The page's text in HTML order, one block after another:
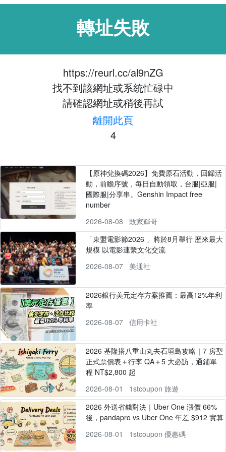
轉址失敗
https://reurl.cc/al9nZG
找不到該網址或系統忙碌中
請確認網址或稍後再試
離開此頁
3
【原神兌換碼2026】免費原石活動，回歸活
動，前瞻序號，每日自動領取，台服|亞服|
國際服|分享串。Genshin Impact free
number
2026-08-08
敗家輝哥
「東盟電影節2026 」將於8月舉行 歷來最大
規模 以電影連繫文化交流
2026-08-07
美通社
2026銀行美元定存方案推薦：最高12%年利
率
2026-08-07
信用卡社
2026 基隆搭八重山丸去石垣島攻略｜7 房型
正式票價表＋行李 QA＋5 大必訪，通鋪單
程 NT$2,800 起
2026-08-01
1stcoupon 旅遊
2026 外送省錢對決｜Uber One 漲價 66%
後，pandapro vs Uber One 年差 $912 實算
2026-08-01
1stcoupon 優惠碼